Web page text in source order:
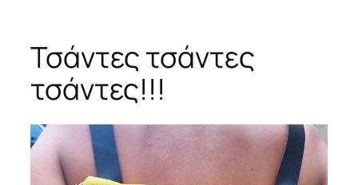
Τσάντες τσάντες
τσάντες!!!